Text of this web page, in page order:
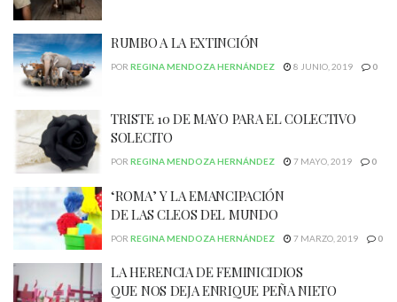
RUMBO A LA EXTINCIÓN
POR REGINA MENDOZA HERNÁNDEZ 8 JUNIO, 2019 0
TRISTE 10 DE MAYO PARA EL COLECTIVO
SOLECITO
POR REGINA MENDOZA HERNÁNDEZ 7 MAYO, 2019 0
‘ROMA’ Y LA EMANCIPACIÓN
DE LAS CLEOS DEL MUNDO
POR REGINA MENDOZA HERNÁNDEZ 7 MARZO, 2019 0
LA HERENCIA DE FEMINICIDIOS
QUE NOS DEJA ENRIQUE PEÑA NIETO